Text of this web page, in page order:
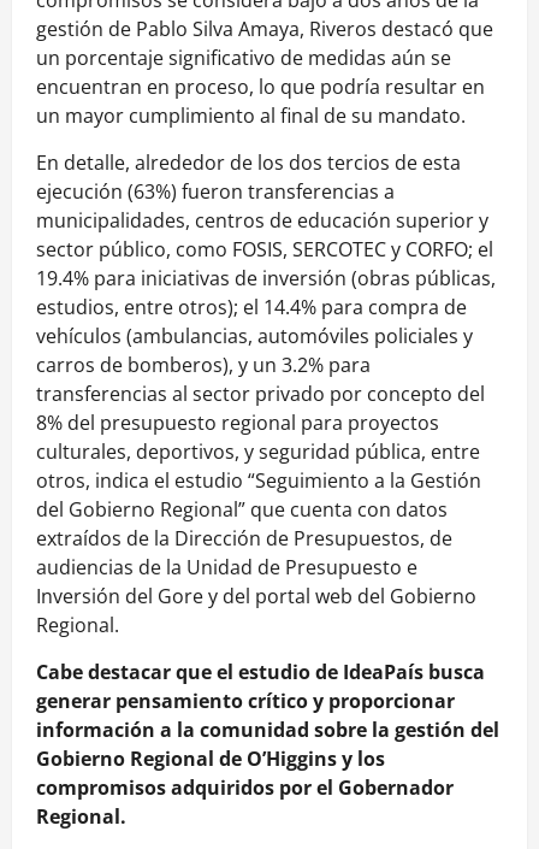
gestión de Pablo Silva Amaya, Riveros destacó que
un porcentaje significativo de medidas aún se
encuentran en proceso, lo que podría resultar en
un mayor cumplimiento al final de su mandato.
En detalle, alrededor de los dos tercios de esta
ejecución (63%) fueron transferencias a
municipalidades, centros de educación superior y
sector público, como FOSIS, SERCOTEC y CORFO; el
19.4% para iniciativas de inversión (obras públicas,
estudios, entre otros); el 14.4% para compra de
vehículos (ambulancias, automóviles policiales y
carros de bomberos), y un 3.2% para
transferencias al sector privado por concepto del
8% del presupuesto regional para proyectos
culturales, deportivos, y seguridad pública, entre
otros, indica el estudio “Seguimiento a la Gestión
del Gobierno Regional” que cuenta con datos
extraídos de la Dirección de Presupuestos, de
audiencias de la Unidad de Presupuesto e
Inversión del Gore y del portal web del Gobierno
Regional.
Cabe destacar que el estudio de IdeaPaís busca
generar pensamiento crítico y proporcionar
información a la comunidad sobre la gestión del
Gobierno Regional de O’Higgins y los
compromisos adquiridos por el Gobernador
Regional.